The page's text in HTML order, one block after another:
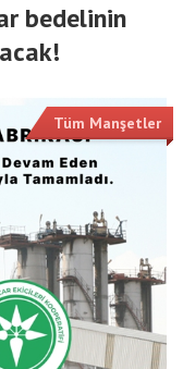
bedelinin
Tüm Manşetler